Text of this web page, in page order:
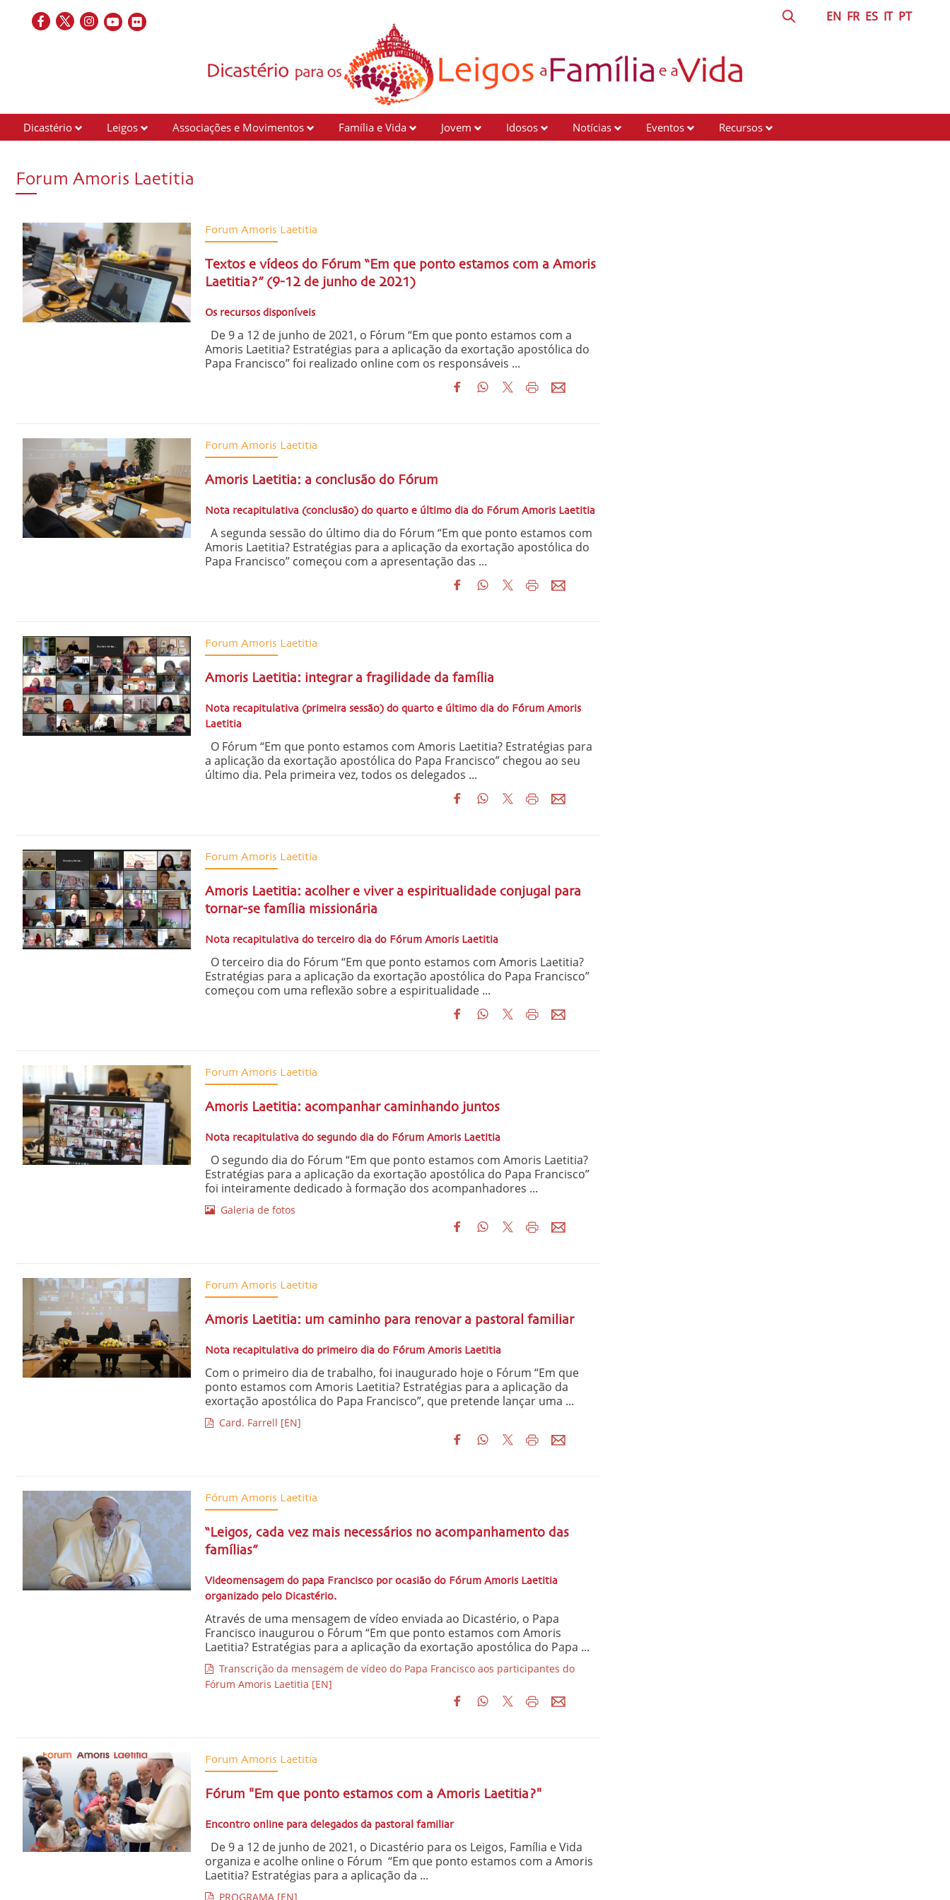
EN FR ES IT PT
Dicastério Leigos Associações e Movimentos Família e Vida Jovem Idosos Notícias Eventos Recursos
Forum Amoris Laetitia
Forum Amoris Laetitia
Textos e vídeos do Fórum “Em que ponto estamos com a Amoris
Laetitia?” (9-12 de junho de 2021)
Os recursos disponíveis
De 9 a 12 de junho de 2021, o Fórum “Em que ponto estamos com a
Amoris Laetitia? Estratégias para a aplicação da exortação apostólica do
Papa Francisco” foi realizado online com os responsáveis ...
Forum Amoris Laetitia
Amoris Laetitia: a conclusão do Fórum
Nota recapitulativa (conclusão) do quarto e último dia do Fórum Amoris Laetitia
A segunda sessão do último dia do Fórum “Em que ponto estamos com
Amoris Laetitia? Estratégias para a aplicação da exortação apostólica do
Papa Francisco” começou com a apresentação das ...
Forum Amoris Laetitia
Amoris Laetitia: integrar a fragilidade da família
Nota recapitulativa (primeira sessão) do quarto e último dia do Fórum Amoris
Laetitia
O Fórum “Em que ponto estamos com Amoris Laetitia? Estratégias para
a aplicação da exortação apostólica do Papa Francisco” chegou ao seu
último dia. Pela primeira vez, todos os delegados ...
Forum Amoris Laetitia
Amoris Laetitia: acolher e viver a espiritualidade conjugal para
tornar-se família missionária
Nota recapitulativa do terceiro dia do Fórum Amoris Laetitia
O terceiro dia do Fórum “Em que ponto estamos com Amoris Laetitia?
Estratégias para a aplicação da exortação apostólica do Papa Francisco”
começou com uma reflexão sobre a espiritualidade ...
Forum Amoris Laetitia
Amoris Laetitia: acompanhar caminhando juntos
Nota recapitulativa do segundo dia do Fórum Amoris Laetitia
O segundo dia do Fórum “Em que ponto estamos com Amoris Laetitia?
Estratégias para a aplicação da exortação apostólica do Papa Francisco”
foi inteiramente dedicado à formação dos acompanhadores ...
Galeria de fotos
Forum Amoris Laetitia
Amoris Laetitia: um caminho para renovar a pastoral familiar
Nota recapitulativa do primeiro dia do Fórum Amoris Laetitia
Com o primeiro dia de trabalho, foi inaugurado hoje o Fórum “Em que
ponto estamos com Amoris Laetitia? Estratégias para a aplicação da
exortação apostólica do Papa Francisco”, que pretende lançar uma ...
Card. Farrell [EN]
Fórum Amoris Laetitia
“Leigos, cada vez mais necessários no acompanhamento das
famílias”
Videomensagem do papa Francisco por ocasião do Fórum Amoris Laetitia
organizado pelo Dicastério.
Através de uma mensagem de vídeo enviada ao Dicastério, o Papa
Francisco inaugurou o Fórum “Em que ponto estamos com Amoris
Laetitia? Estratégias para a aplicação da exortação apostólica do Papa ...
Transcrição da mensagem de vídeo do Papa Francisco aos participantes do
Fórum Amoris Laetitia [EN]
Forum Amoris Laetitia
Fórum "Em que ponto estamos com a Amoris Laetitia?"
Encontro online para delegados da pastoral familiar
De 9 a 12 de junho de 2021, o Dicastério para os Leigos, Família e Vida
organiza e acolhe online o Fórum “Em que ponto estamos com a Amoris
Laetitia? Estratégias para a aplicação da ...
PROGRAMA [EN]